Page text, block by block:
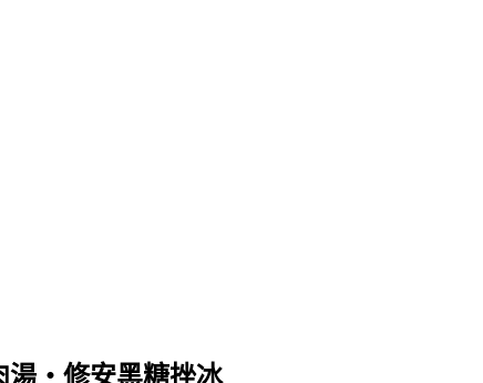
湯‧修安黑糖挫冰